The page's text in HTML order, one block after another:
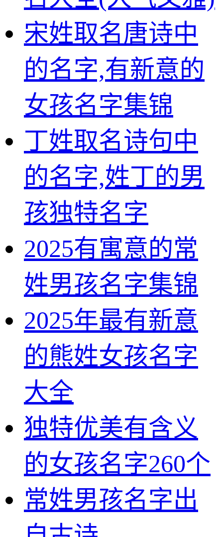
宋姓取名唐诗中
的名字,有新意的
女孩名字集锦
丁姓取名诗句中
的名字,姓丁的男
孩独特名字
2025有寓意的常
姓男孩名字集锦
2025年最有新意
的熊姓女孩名字
大全
独特优美有含义
的女孩名字260个
常姓男孩名字出